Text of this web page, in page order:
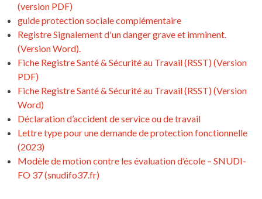
(version PDF)
guide protection sociale complémentaire
Registre Signalement d'un danger grave et imminent.
(Version Word).
Fiche Registre Santé & Sécurité au Travail (RSST) (Version
PDF)
Fiche Registre Santé & Sécurité au Travail (RSST) (Version
Word)
Déclaration d’accident de service ou de travail
Lettre type pour une demande de protection fonctionnelle
(2023)
Modèle de motion contre les évaluation d’école – SNUDI-
FO 37 (snudifo37.fr)